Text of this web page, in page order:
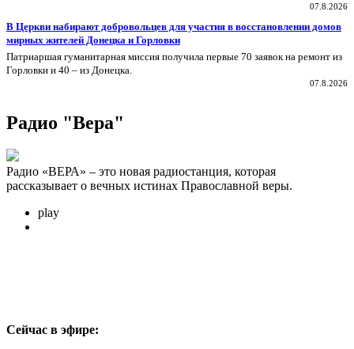
07.8.2026
В Церкви набирают добровольцев для участия в восстановлении домов
мирных жителей Донецка и Горловки
Патриаршая гуманитарная миссия получила первые 70 заявок на ремонт из
Горловки и 40 – из Донецка.
07.8.2026
Радио "Вера"
Радио «ВЕРА» – это новая радиостанция, которая
рассказывает о вечных истинах Православной веры.
play
Сейчас в эфире: